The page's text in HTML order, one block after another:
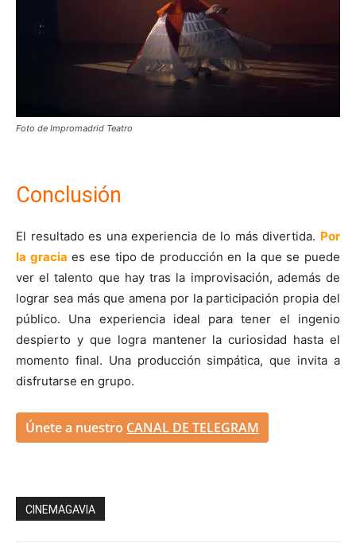
Foto de Impromadrid Teatro
Conclusión
El resultado es una experiencia de lo más divertida. Por
la gracia es ese tipo de producción en la que se puede
ver el talento que hay tras la improvisación, además de
lograr sea más que amena por la participación propia del
público. Una experiencia ideal para tener el ingenio
despierto y que logra mantener la curiosidad hasta el
momento final. Una producción simpática, que invita a
disfrutarse en grupo.
Únete a nuestro CANAL DE TELEGRAM
CINEMAGAVIA